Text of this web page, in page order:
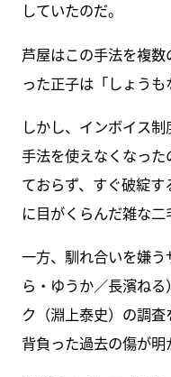
していたのだ。
芦屋はこの手法を複
った正子は「しょうも
しかし、インボイス
手法を使えなくなっ
ておらず、すぐ破綻
に目がくらんだ雑な二
一方、馴れ合いを嫌
ら・ゆうか／長濱ね
ク（淵上泰史）の調
背負った過去の傷が明